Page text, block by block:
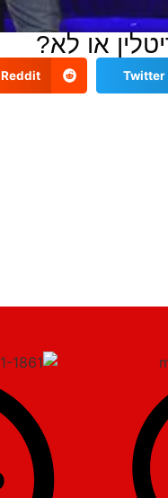
או לא?
Twitter
Reddit